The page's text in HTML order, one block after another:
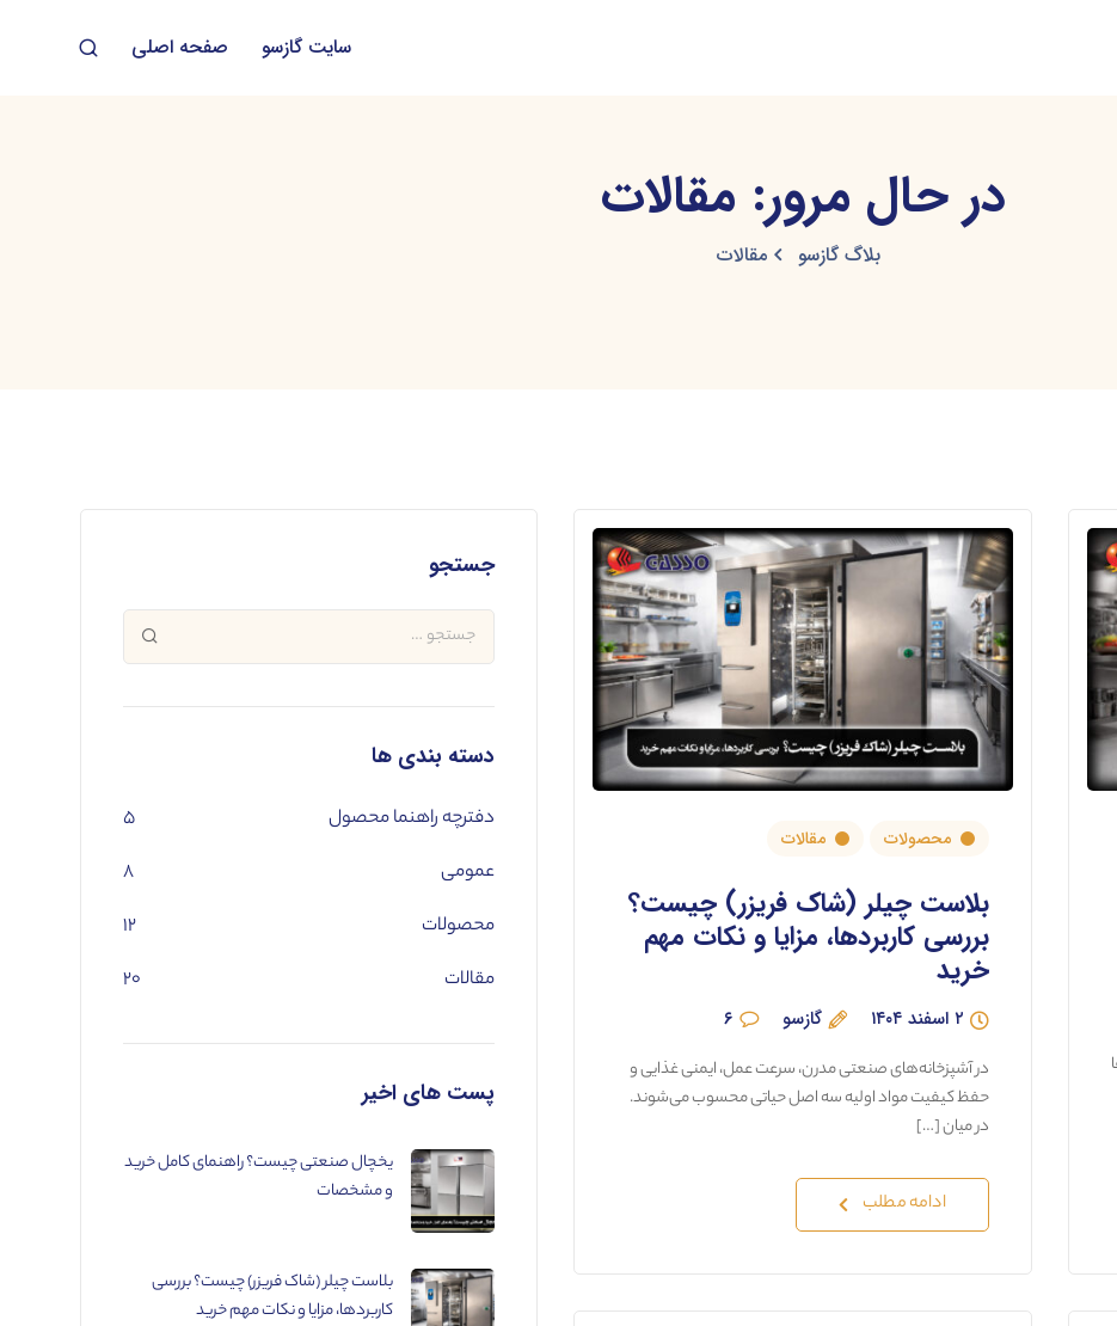
صفحه اصلی سایت گازسو
در حال مرور: مقالات
بلاگ گازسو مقالات
محصولات مقالات
بلاست چیلر (شاک فریزر) چیست؟
بررسی کاربردها، مزایا و نکات مهم
خرید
۲ اسفند ۱۴۰۴ گازسو ۶
در آشپزخانه‌های صنعتی مدرن، سرعت عمل، ایمنی غذایی و
حفظ کیفیت مواد اولیه سه اصل حیاتی محسوب می‌شوند.
در میان […]
ادامه مطلب
جستجو
دسته بندی ها
دفترچه راهنما محصول
۵
عمومی
۸
محصولات
۱۲
مقالات
۲۰
پست های اخیر
یخچال صنعتی چیست؟ راهنمای کامل خرید
و مشخصات
بلاست چیلر (شاک فریزر) چیست؟ بررسی
کاربردها، مزایا و نکات مهم خرید